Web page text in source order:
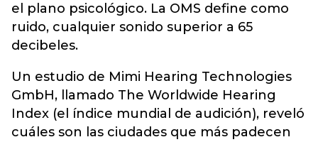
el plano psicológico. La OMS define como
ruido, cualquier sonido superior a 65
decibeles.
Un estudio de Mimi Hearing Technologies
GmbH, llamado The Worldwide Hearing
Index (el índice mundial de audición), reveló
cuáles son las ciudades que más padecen